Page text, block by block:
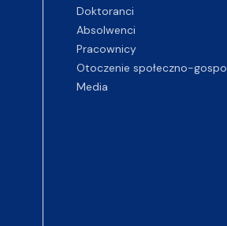
Doktoranci
Absolwenci
Pracownicy
Otoczenie społeczno-
Media